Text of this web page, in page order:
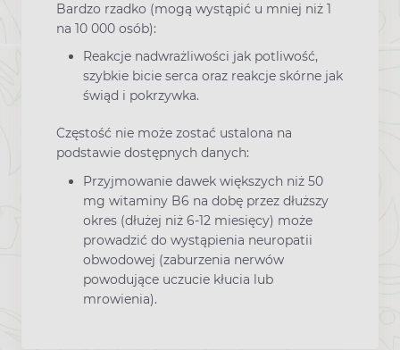
Bardzo rzadko (mogą wystąpić u mniej niż 1
na 10 000 osób):
Reakcje nadwrażliwości jak potliwość,
szybkie bicie serca oraz reakcje skórne jak
świąd i pokrzywka.
Częstość nie może zostać ustalona na
podstawie dostępnych danych:
Przyjmowanie dawek większych niż 50
mg witaminy B6 na dobę przez dłuższy
okres (dłużej niż 6-12 miesięcy) może
prowadzić do wystąpienia neuropatii
obwodowej (zaburzenia nerwów
powodujące uczucie kłucia lub
mrowienia).